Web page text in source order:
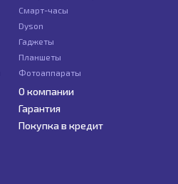
Смарт-часы
Dyson
Гаджеты
Планшеты
Фотоаппараты
О компании
Гарантия
Покупка в кредит